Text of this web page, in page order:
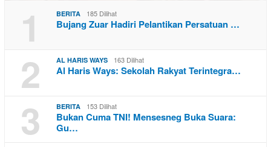
1 BERITA 185 Dilihat
Bujang Zuar Hadiri Pelantikan Persatuan …
2 AL HARIS WAYS 163 Dilihat
Al Haris Ways: Sekolah Rakyat Terintegra…
3 BERITA 153 Dilihat
Bukan Cuma TNI! Mensesneg Buka Suara:
Gu…